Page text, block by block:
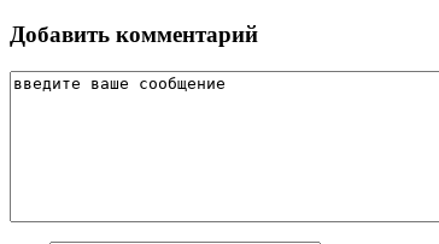
Добавить комментарий